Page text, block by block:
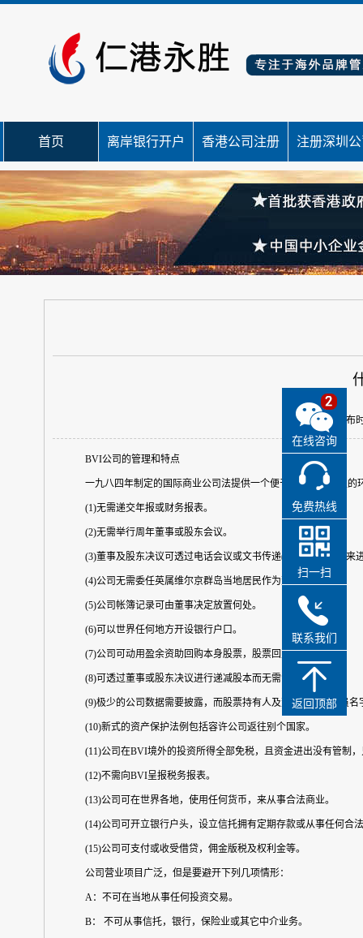
首页 离岸银行开户 香港公司注册 注册深圳
发布
BVI公司的管理和特点
一九八四年制定的国际商业公司法提供一个便于管理及富弹性的
(1)无需递交年报或财务报表。
(2)无需举行周年董事或股东会议。
(3)董事及股东决议可透过电话会议或文书传递(包括传真副本)来
(4)公司无需委任英属维尔京群岛当地居民作为董事。
(5)公司帐簿记录可由董事决定放置何处。
(6)可以世界任何地方开设银行户口。
(7)公司可动用盈余资助回购本身股票，股票回购后可被取消。
(8)可透过董事或股东决议进行递减股本而无需法庭颁布法令。
(9)极少的公司数据需要披露，而股票持有人及董事和管理人员
(10)新式的资产保护法例包括容许公司返往别个国家。
(11)公司在BVI境外的投资所得全部免税，且资金进出没有管制
(12)不需向BVI呈报税务报表。
(13)公司可在世界各地，使用任何货币，来从事合法商业。
(14)公司可开立银行户头，设立信托拥有定期存款或从事任何合
(15)公司可支付或收受借贷，佣金版税及权利金等。
公司营业项目广泛，但是要避开下列几项情形：
A：不可在当地从事任何投资交易。
B： 不可从事信托，银行，保险业或其它中介业务。
在线咨询
免费热线
扫一扫
联系我们
返回顶部